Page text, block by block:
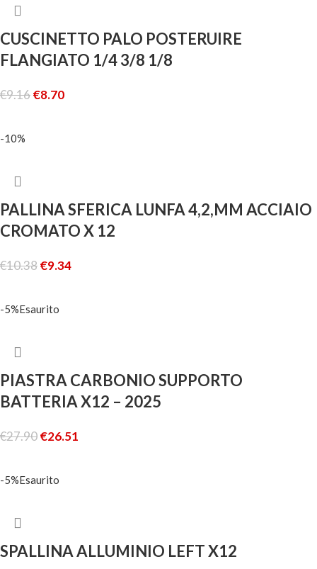
CUSCINETTO PALO POSTERUIRE
FLANGIATO 1/4 3/8 1/8
€9.16€8.70
-10%
PALLINA SFERICA LUNFA 4,2,MM ACCIAIO
CROMATO X 12
€10.38€9.34
-5%Esaurito
PIASTRA CARBONIO SUPPORTO
BATTERIA X12 – 2025
€27.90€26.51
-5%Esaurito
SPALLINA ALLUMINIO LEFT X12